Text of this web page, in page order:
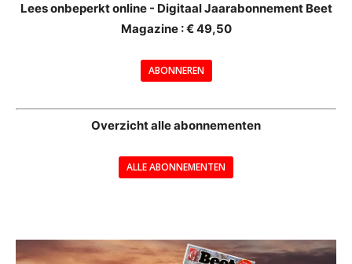
Lees onbeperkt online - Digitaal Jaarabonnement Beet
Magazine : € 49,50
ABONNEREN
Overzicht alle abonnementen
ALLE ABONNEMENTEN